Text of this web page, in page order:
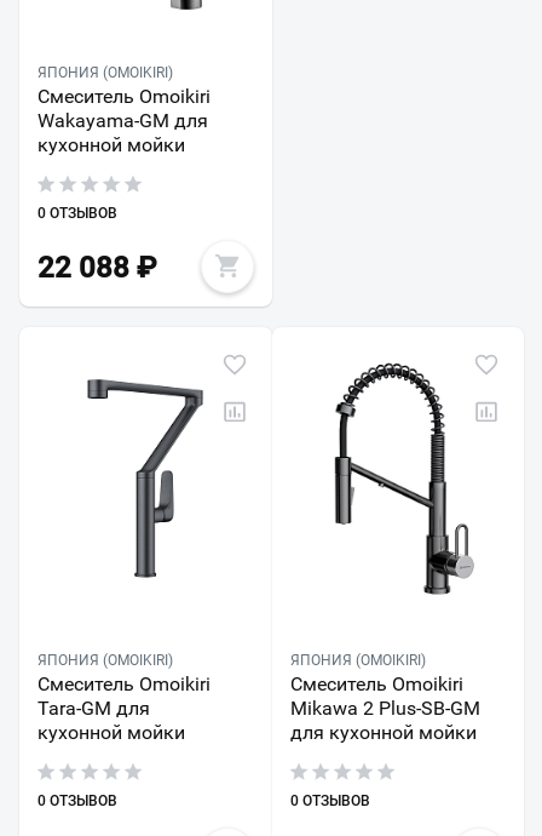
ЯПОНИЯ (OMOIKIRI)
Смеситель Omoikiri
Wakayama-GM для
кухонной мойки
0 ОТЗЫВОВ
22 088 ₽
ЯПОНИЯ (OMOIKIRI)
Смеситель Omoikiri
Tara-GM для
кухонной мойки
0 ОТЗЫВОВ
ЯПОНИЯ (OMOIKIRI)
Смеситель Omoikiri
Mikawa 2 Plus-SB-GM
для кухонной мойки
0 ОТЗЫВОВ